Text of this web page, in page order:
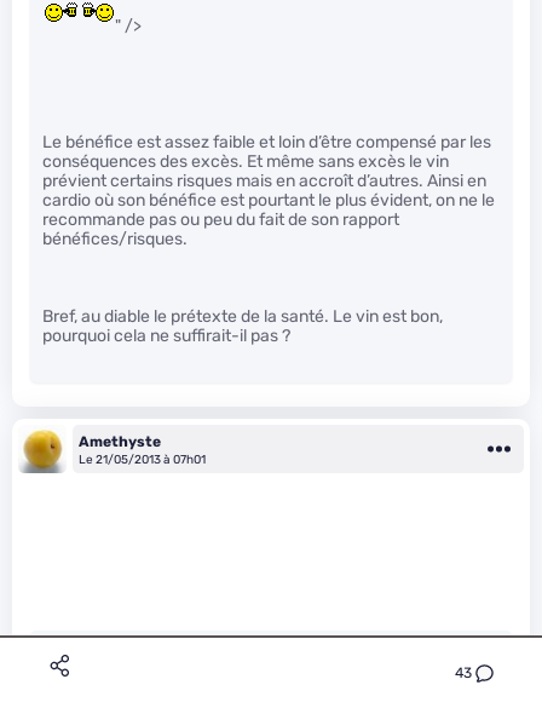
43
" />
Le bénéfice est assez faible et loin d’être compensé par les
conséquences des excès. Et même sans excès le vin
prévient certains risques mais en accroît d’autres. Ainsi en
cardio où son bénéfice est pourtant le plus évident, on ne le
recommande pas ou peu du fait de son rapport
bénéfices/risques.
Bref, au diable le prétexte de la santé. Le vin est bon,
pourquoi cela ne suffirait-il pas ?
Amethyste
Le 21/05/2013 à 07h01
lorinc a écrit :